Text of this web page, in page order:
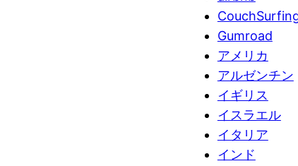
Gumroad
アメリカ
アルゼンチン
イギリス
イスラエル
イタリア
インド